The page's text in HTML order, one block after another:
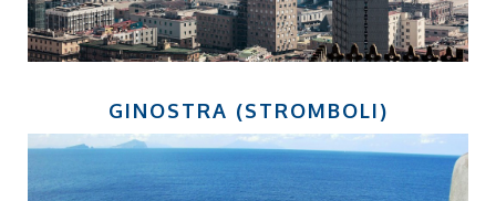
GINOSTRA (STROMBOLI)